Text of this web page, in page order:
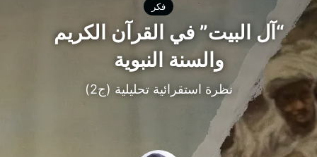
فكر
“آل البيت” في القرآن الكريم
والسنة النبوية
نظرة استقرائية تحليلية (ج2)